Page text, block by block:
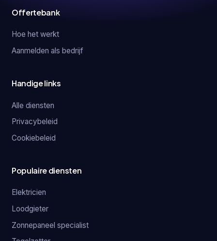
Offertebank
Hoe het werkt
Aanmelden als bedrijf
Handige links
Alle diensten
Privacybeleid
Cookiebeleid
Populaire diensten
Elektricien
Loodgieter
Zonnepaneel specialist